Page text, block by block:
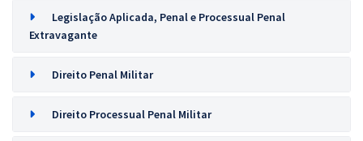
Legislação Aplicada, Penal e Processual Penal
Extravagante
Direito Penal Militar
Direito Processual Penal Militar